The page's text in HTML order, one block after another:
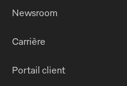
Newsroom
Carrière
Portail client